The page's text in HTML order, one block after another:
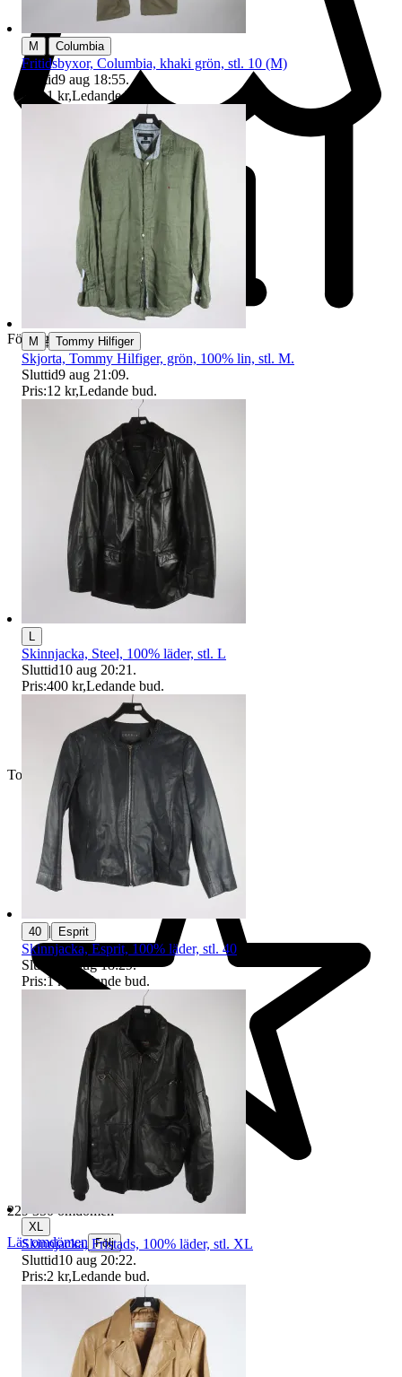
Företag
Toppsäljare
229 350 omdömen
Läs omdömen Följ
M Columbia
Fritidsbyxor, Columbia, khaki grön, stl. 10 (M)
Sluttid9 aug 18:55.
Pris:1 kr,Ledande bud
M | Tommy Hilfiger
Skjorta, Tommy Hilfiger, grön, 100% lin, stl. M.
Sluttid9 aug 21:09.
Pris:12 kr,Ledande bud.
Skinnjacka, Steel, 100% läder, stl. L
Sluttid10 aug 20:21 .
Pris:400 kr,Ledande bud.
40 | Esprit
Skinnjacka, Esprit, 100% läder, stl. 40
Sluttid
10 aug 18:29.
Pris:1 kr Ledande bud.
XL
Skinnjacka, Fristads, 100% läder, stl. XL
Sluttid10 aug 20:22.
Pris:2 kr,Ledande bud.